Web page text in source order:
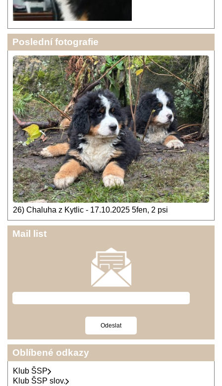
Poslední fotografie
26) Chaluha z Kytlic - 17.10.2025 5fen, 2 psi
Mail list
Oblíbené odkazy
Klub ŠSP
Klub ŠSP slov.